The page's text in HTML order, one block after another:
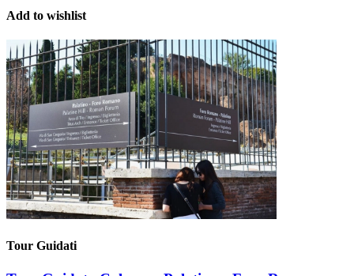
Add to wishlist
Tour Guidati